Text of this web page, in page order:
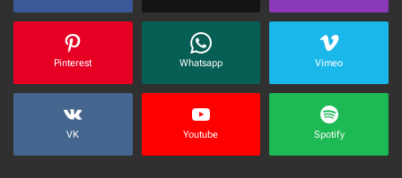
Pinterest Whatsapp Vimeo
VK Youtube Spotify